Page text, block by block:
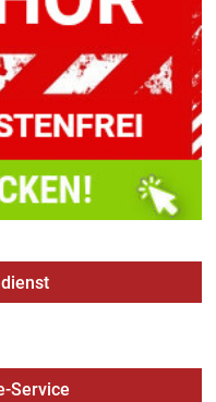
Service